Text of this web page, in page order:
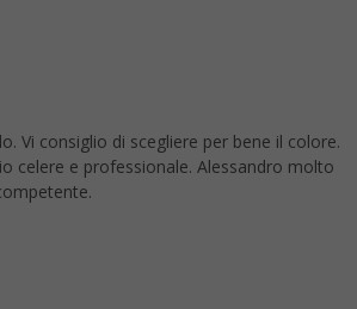
Vi consiglio di scegliere per bene il colore.
celere e professionale. Alessandro molto